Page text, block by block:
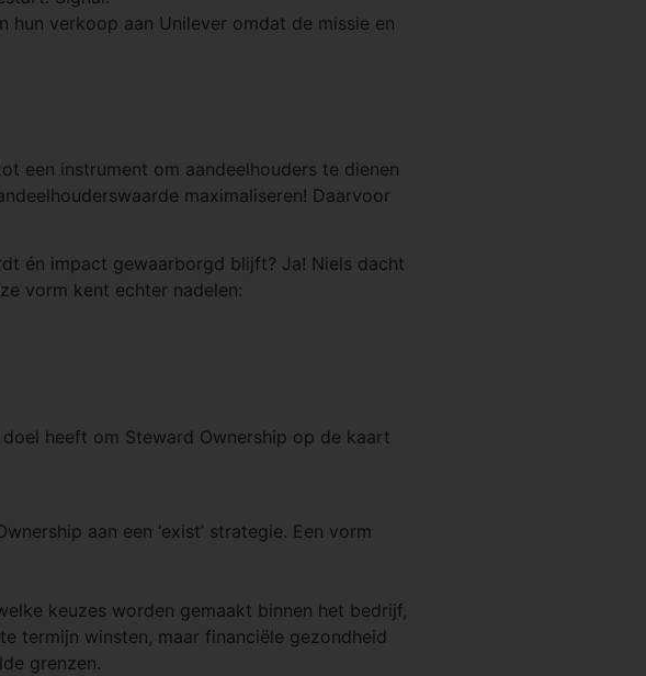
hun verkoop aan Unilever omdat de missie en
een instrument om aandeelhouders te dienen
maximaliseren! Daarvoor
én impact gewaarborgd blijft? Ja! Niels dacht
vorm kent echter nadelen:
heeft om Steward Ownership op de kaart
aan een ‘exist’ strategie. Een vorm
keuzes worden gemaakt binnen het bedrijf,
termijn winsten, maar financiële gezondheid
grenzen.